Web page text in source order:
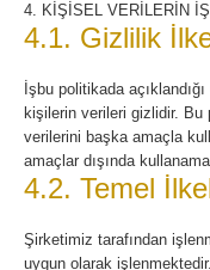
4. KİŞİSEL VERİLERİN
4.1. Gizlilik
İşbu politikada
kişilerin verileri gizlidir. Bu
verilerini başka amaçla
amaçlar dışında
4.2. Temel
Şirketimiz tarafından
uygun olarak